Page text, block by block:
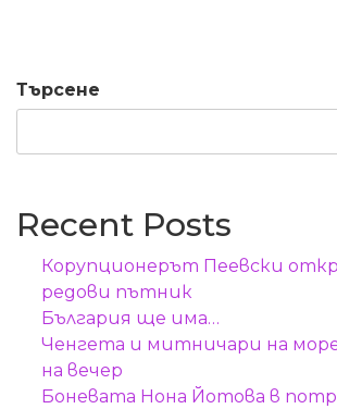
Търсене
Recent Posts
Корупционерът Пеевски
редови пътник
България ще има…
Ченгета и митничари на море
на вечер
Боневата Нона Йотова в